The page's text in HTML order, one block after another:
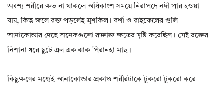
অবশ্য শরীরে ক্ষত না থাকলে অধিকাংশ সময়ে নিরাপদে নদী পার হওয়া
যায়, কিন্তু জলে রক্ত পড়লেই মুশকিল। বর্শা ও রাইফেলের গুলি
আনাকোন্ডার দেহে অনেকগুলো রক্তাক্ত ক্ষতের সৃষ্টি করেছিল। সেই রক্তের
নিশানা ধরে ছুটে এল এক ঝাক পিরানহা মাছ।
কিছুক্ষণের মধ্যেই আনাকোন্ডার প্রকাণ্ড শরীরটাকে টুকরো টুকরো করে